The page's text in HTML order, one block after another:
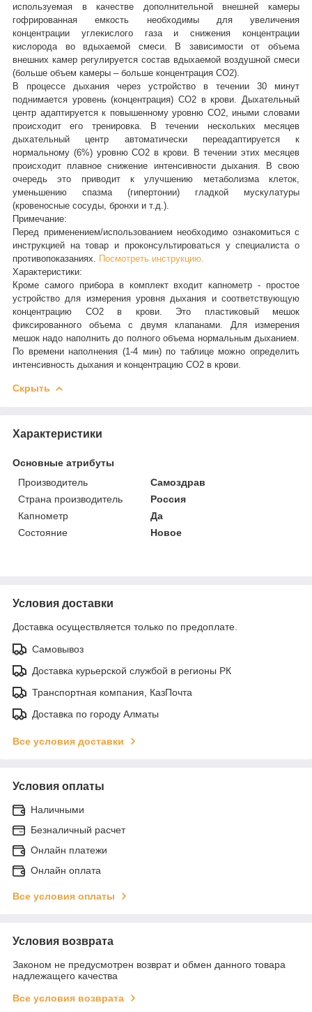
используемая в качестве дополнительной внешней камеры
гофрированная емкость необходимы для увеличения
концентрации углекислого газа и снижения концентрации
кислорода во вдыхаемой смеси. В зависимости от объема
внешних камер регулируется состав вдыхаемой воздушной смеси
(больше объем камеры – больше концентрация СО2).
В процессе дыхания через устройство в течении 30 минут
поднимается уровень (концентрация) СО2 в крови. Дыхательный
центр адаптируется к повышенному уровню СО2, иными словами
происходит его тренировка. В течении нескольких месяцев
дыхательный центр автоматически переадаптируется к
нормальному (6%) уровню СО2 в крови. В течении этих месяцев
происходит плавное снижение интенсивности дыхания. В свою
очередь это приводит к улучшению метаболизма клеток,
уменьшению спазма (гипертонии) гладкой мускулатуры
(кровеносные сосуды, бронхи и т.д.).
Примечание:
Перед применением/использованием необходимо ознакомиться с
инструкцией на товар и проконсультироваться у специалиста о
противопоказаниях.
Посмотреть инструкцию
Характеристики:
Кроме самого прибора в комплект входит капнометр - простое
устройство для измерения уровня дыхания и соответствующую
концентрацию СО2 в крови. Это пластиковый мешок
фиксированного объема с двумя клапанами. Для измерения
мешок надо наполнить до полного объема нормальным дыханием.
По времени наполнения (1-4 мин) по таблице можно определить
интенсивность дыхания и концентрацию СО2 в крови.
Скрыть
Характеристики
Основные атрибуты
Производитель
Самоздрав
Страна производитель
Россия
Капнометр
Да
Состояние
Новое
Условия доставки
Доставка осуществляется только по предоплате.
Самовывоз
Доставка курьерской службой в регионы РК
Транспортная компания, КазПочта
Доставка по городу Алматы
Все условия доставки
Условия оплаты
Наличными
Безналичный расчет
Онлайн платежи
Онлайн оплата
Все условия оплаты
Условия возврата
Законом не предусмотрен возврат и обмен данного товара
надлежащего качества
Все условия возврата